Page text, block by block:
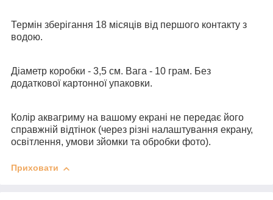
Термін зберігання 18 місяців від першого контакту з
водою.
Діаметр коробки - 3,5 см. Вага - 10 грам. Без
додаткової картонної упаковки.
Колір аквагриму на вашому екрані не передає його
справжній відтінок (через різні налаштування екрану,
освітлення, умови зйомки та обробки фото).
Приховати